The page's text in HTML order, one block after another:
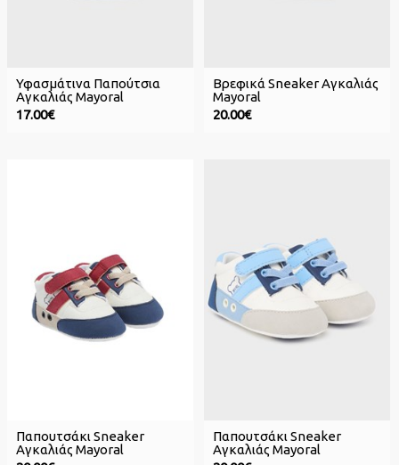
Υφασμάτινα Παπούτσια
Αγκαλιάς Mayoral
17.00€
Βρεφικά Sneaker Αγκαλιάς
Mayoral
20.00€
Παπουτσάκι Sneaker
Αγκαλιάς Mayoral
Παπουτσάκι Sneaker
Αγκαλιάς Mayoral